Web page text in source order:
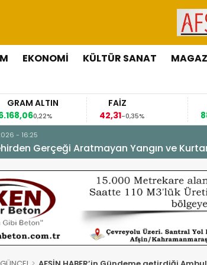
EKONOMİ KÜLTÜR SANAT
FAİZ
42,31
GÜMÜŞ GRAM
88,60
- 16:25
Gerçeği Aratmayan Yangın ve